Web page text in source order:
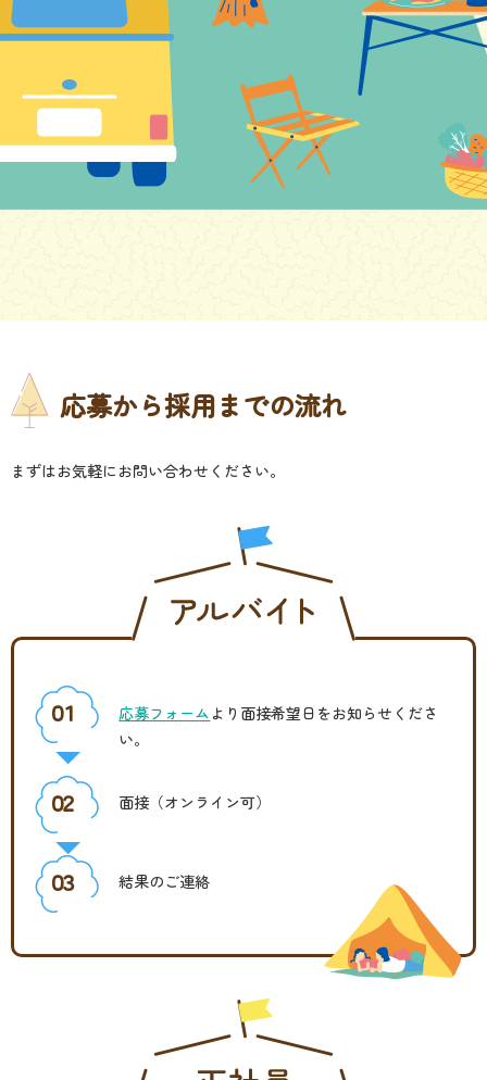
応募から採用までの流れ
まずはお気軽にお問い合わせください。
０１ 応募フォーム より面接希望日をお知らせくださ
い。
０２ 面接（オンライン可）
０３ 結果のご連絡